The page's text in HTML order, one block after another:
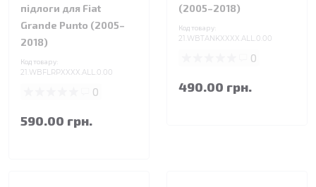
підлоги для Fiat
Grande Punto (2005–
2018)
Код товару:
21.WBFLRPXXXX.ALL.0.00
0
590.00 грн.
(2005–2018)
Код товару:
21.WBTANKXXXX.ALL.0.00
0
490.00 грн.